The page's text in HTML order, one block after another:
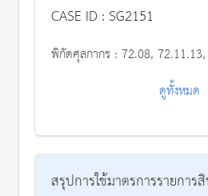
CASE ID : SG2151
พิกัดศุลกากร : 72.08, 72.11.13, 72.11.14, 72.11.19, 72.25.30, 72.25.40, 72.26.20.00.11, 72.26.20.00.20, 72.26.20.00.51,
ดูทั้งหมด
สรุปการใช้มาตรการรายกา